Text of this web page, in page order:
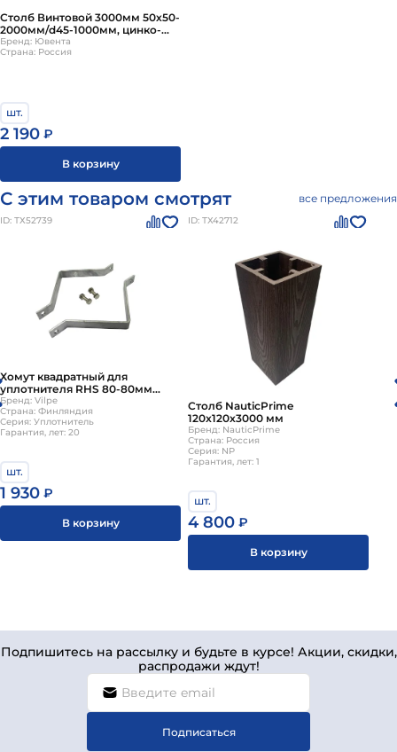
Столб Винтовой 3000мм 50х50-
2000мм/d45-1000мм, цинко-
порошковое + ППК RAL
Бренд: Ювента
Страна: Россия
шт.
2 190 ₽
В корзину
С этим товаром смотрят все предложения
ID: ТХ52739
Хомут квадратный для
уплотнителя RHS 80-80мм
Vilpe
Бренд: Vilpe
Страна: Финляндия
Серия: Уплотнитель
Гарантия, лет: 20
шт.
1 930 ₽
В корзину
ID: ТХ42712
Столб NauticPrime
120x120x3000 мм
Бренд: NauticPrime
Страна: Россия
Серия: NP
Гарантия, лет: 1
шт.
4 800 ₽
В корзину
Подпишитесь на рассылку и будьте в курсе! Акции, скидки,
распродажи ждут!
Подписаться